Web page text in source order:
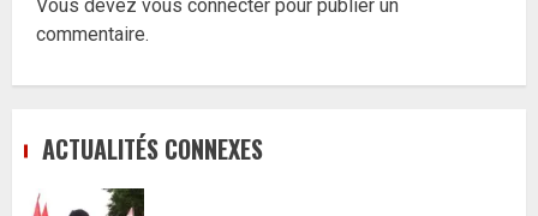
Vous devez vous connecter pour publier un
commentaire.
ACTUALITÉS CONNEXES